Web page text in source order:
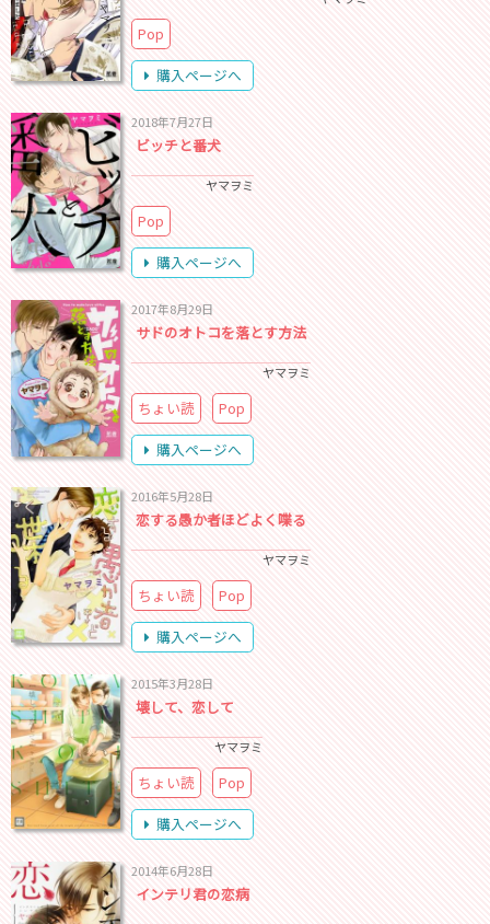
Pop
購入ページへ
2018年7月27日
ビッチと番犬
ヤマヲミ
Pop
購入ページへ
2017年8月29日
サドのオトコを落とす方法
ヤマヲミ
ちょい読
Pop
購入ページへ
2016年5月28日
恋する愚か者ほどよく喋る
ヤマヲミ
ちょい読
Pop
購入ページへ
2015年3月28日
壊して、恋して
ヤマヲミ
ちょい読
Pop
購入ページへ
2014年6月28日
インテリ君の恋病